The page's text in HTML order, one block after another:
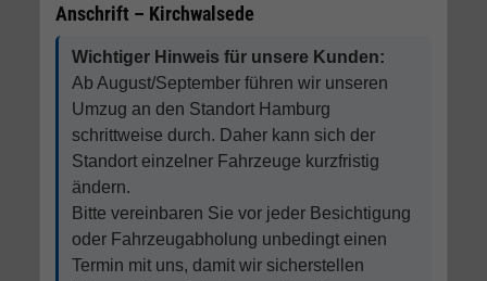
Anschrift – Kirchwalsede
Wichtiger Hinweis für unsere Kunden:
Ab August/September führen wir unseren
Umzug an den Standort Hamburg
schrittweise durch. Daher kann sich der
Standort einzelner Fahrzeuge kurzfristig
ändern.
Bitte vereinbaren Sie vor jeder Besichtigung
oder Fahrzeugabholung unbedingt einen
Termin mit uns, damit wir sicherstellen